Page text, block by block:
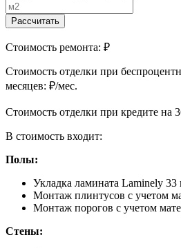
Рассчитать
Стоимость ремонта: ₽
Cтоимость отделки при
месяцев: ₽/мес.
Cтоимость отделки при кредите на
В стоимость входит:
Полы:
Укладка ламината Laminely 33
Монтаж плинтусов с учетом
Монтаж порогов с учетом
Стены: